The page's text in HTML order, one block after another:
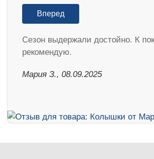
Вперед
Cезон выдержали достойно. К
рекомендую.
Мария З., 08.09.2025